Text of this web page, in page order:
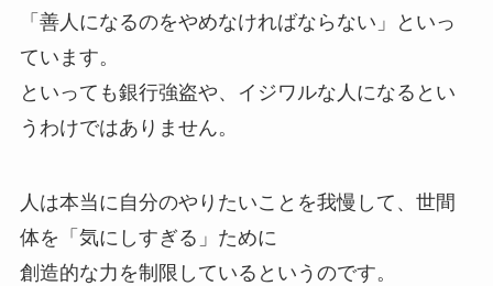
「善人になるのをやめなければならない」といっ
ています。
といっても銀行強盗や、イジワルな人になるとい
うわけではありません。
人は本当に自分のやりたいことを我慢して、世間
体を「気にしすぎる」ために
創造的な力を制限しているというのです。